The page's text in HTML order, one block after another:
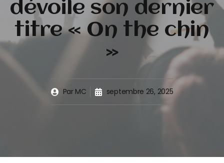
dévoile son dernier
titre « On the chin
»
ParMC septembre 26, 2025